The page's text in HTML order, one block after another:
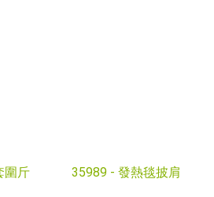
圍斤 35989 - 發熱毯披肩